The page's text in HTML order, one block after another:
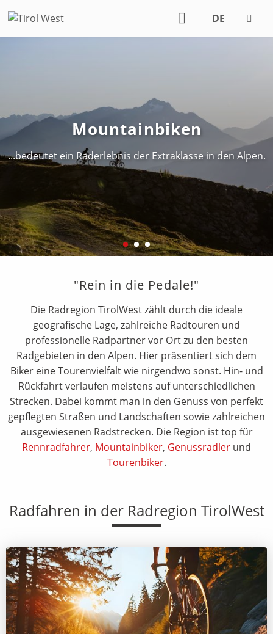
DE
Genussradeln
...auf zwei Rädern die Landschaft und Bergluft genießen
"Rein in die Pedale!"
Die Radregion TirolWest zählt durch die ideale
geografische Lage, zahlreiche Radtouren und
professionelle Radpartner vor Ort zu den besten
Radgebieten in den Alpen. Hier präsentiert sich dem
Biker eine Tourenvielfalt wie nirgendwo sonst. Hin- und
Rückfahrt verlaufen meistens auf unterschiedlichen
Strecken. Dabei kommt man in den Genuss von perfekt
gepflegten Straßen und Landschaften sowie zahlreichen
ausgewiesenen Radstrecken. Die Region ist top für
Rennradfahrer, Mountainbiker, Genussradler und
Tourenbiker.
Radfahren in der Radregion TirolWest